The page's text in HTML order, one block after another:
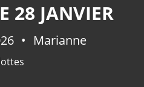
28 JANVIER
Marianne